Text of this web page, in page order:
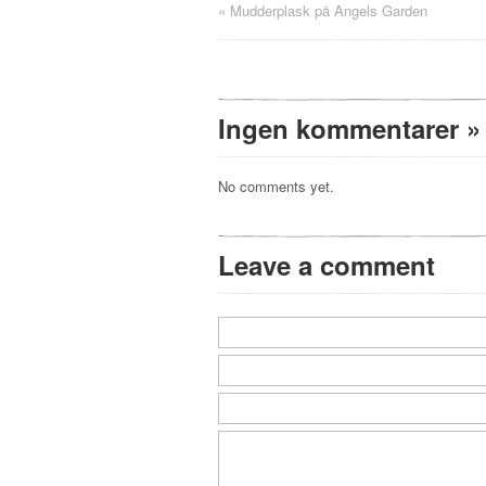
« Mudderplask på Angels Garden
Ingen kommentarer »
No comments yet.
Leave a comment